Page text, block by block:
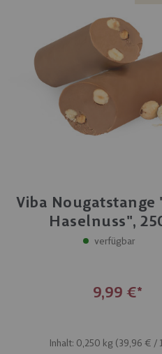
Viba Nougatstange
Haselnuss",
verfügbar
9,99 €
Inhalt: 0,250 kg (39,96 € /